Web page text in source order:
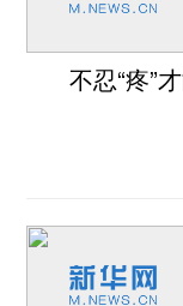
不忍“疼”